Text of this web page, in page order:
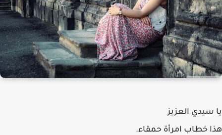
يا سيدي العزيز
هذا خطاب امرأة حمقاء.